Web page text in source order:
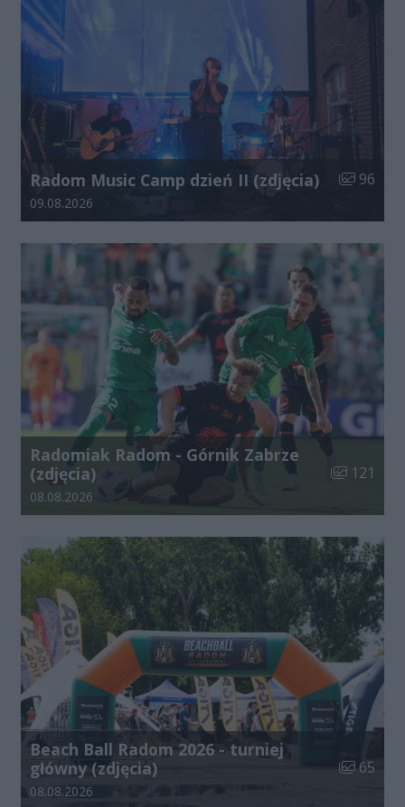
Radom Music Camp dzień II (zdjęcia) Liczba
96
Data dodania galerii:
09.08.2026
Radomiak Radom - Górnik Zabrze
(zdjęcia)
Liczba
121
Data dodania galerii:
08.08.2026
Beach Ball Radom 2026 - turniej
główny (zdjęcia)
Liczba
65
Data dodania galerii:
08.08.2026